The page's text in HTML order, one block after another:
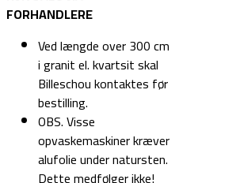
FORHANDLERE
Ved længde over 300 cm
i granit el. kvartsit skal
Billeschou kontaktes før
bestilling.
OBS. Visse
opvaskemaskiner kræver
alufolie under natursten.
Dette medfølger ikke!